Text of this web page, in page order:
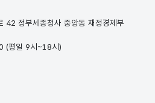
정부세종청사 중앙동 재정경제부
(평일 9시~18시)